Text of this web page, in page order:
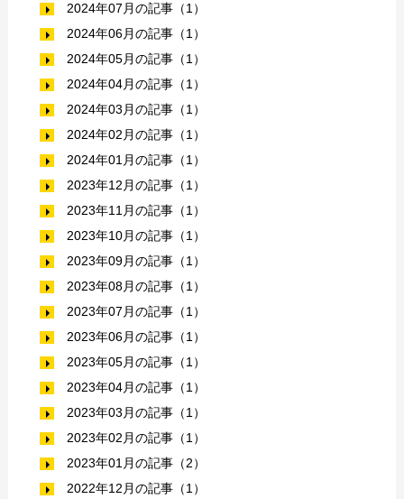
2024年07月の記事（1）
2024年06月の記事（1）
2024年05月の記事（1）
2024年04月の記事（1）
2024年03月の記事（1）
2024年02月の記事（1）
2024年01月の記事（1）
2023年12月の記事（1）
2023年11月の記事（1）
2023年10月の記事（1）
2023年09月の記事（1）
2023年08月の記事（1）
2023年07月の記事（1）
2023年06月の記事（1）
2023年05月の記事（1）
2023年04月の記事（1）
2023年03月の記事（1）
2023年02月の記事（1）
2023年01月の記事（2）
2022年12月の記事（1）